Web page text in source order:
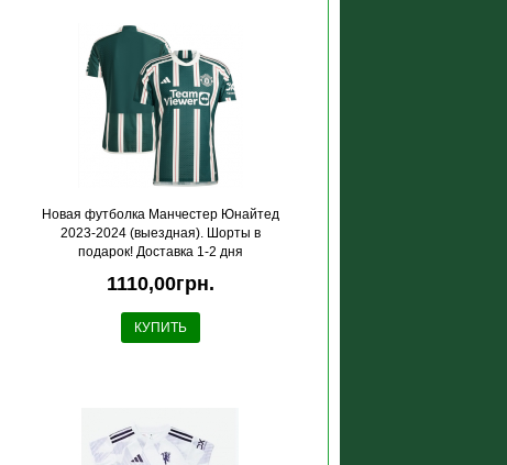
Новая футболка Манчестер Юнайтед
2023-2024 (выездная). Шорты в
подарок! Доставка 1-2 дня
1110,00грн.
КУПИТЬ